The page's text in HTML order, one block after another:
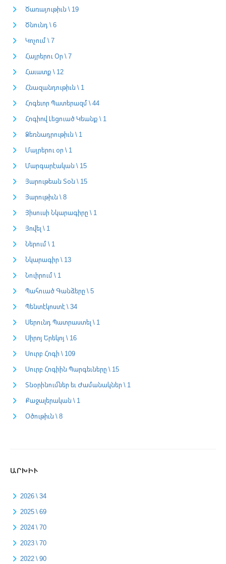
Ծառայութիւն \ 19
Ծնունդ \ 6
Կոչում \ 7
Հայրերու Օր \ 7
Հաւատք \ 12
Հնազանդութիւն \ 1
Հոգեւոր Պատերազմ \ 44
Հոգիով Լեցուած Կեանք \ 1
Ձեռնադրութիւն \ 1
Մայրերու օր \ 1
Մարգարէական \ 15
Յարութեան Տօն \ 15
Յարութիւն \ 8
Յիսուսի Նկարագիրը \ 1
Յովել \ 1
Ներում \ 1
Նկարագիր \ 13
Նուիրում \ 1
Պահուած Գանձերը \ 5
Պենտէկոստէ \ 34
Սերունդ Պատրաստել \ 1
Սիրոյ Երեկոյ \ 16
Սուրբ Հոգի \ 109
Սուրբ Հոգիին Պարգեւները \ 15
Տնօրինումներ եւ Ժամանակներ \ 1
Քաջալերական \ 1
Օծութիւն \ 8
ԱՐԽԻՒ
2026 \ 34
2025 \ 69
2024 \ 70
2023 \ 70
2022 \ 90